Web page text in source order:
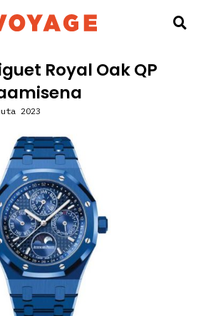
Royal Oak QP
2023